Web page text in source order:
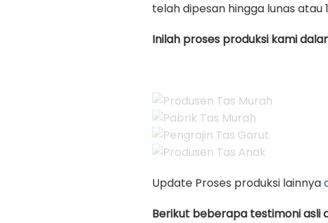
telah dipesan hingga lunas atau
Inilah proses produksi kami
Update Proses produksi lainnya
Berikut beberapa testimoni asli